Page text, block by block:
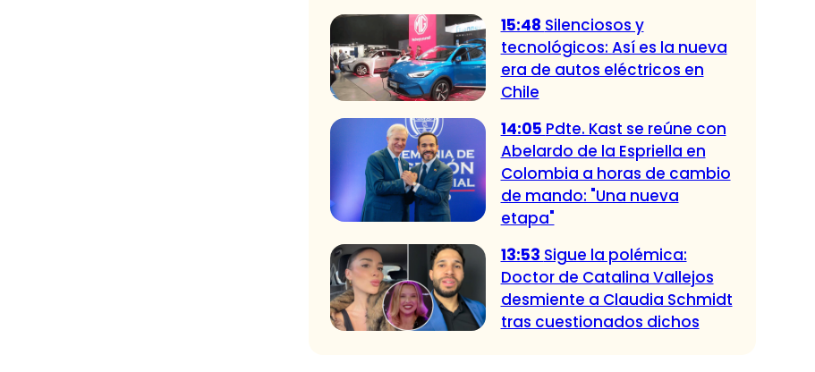
15:48 Silenciosos y
tecnológicos: Así es la nueva
era de autos eléctricos en
Chile
14:05 Pdte. Kast se reúne con
Abelardo de la Espriella en
Colombia a horas de cambio
de mando: "Una nueva
etapa"
13:53 Sigue la polémica:
Doctor de Catalina Vallejos
desmiente a Claudia Schmidt
tras cuestionados dichos